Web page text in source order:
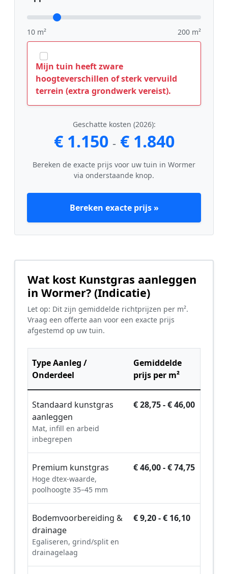
10 m² 200 m²
Mijn tuin heeft zware
hoogteverschillen of sterk vervuild
terrein (extra grondwerk vereist).
Geschatte kosten (2026):
€ 1.150 - € 1.840
Bereken de exacte prijs voor uw tuin in Wormer
via onderstaande knop.
Bereken exacte prijs »
Wat kost Kunstgras aanleggen
in Wormer? (Indicatie)
Let op: Dit zijn gemiddelde richtprijzen per m².
Vraag een offerte aan voor een exacte prijs
afgestemd op uw tuin.
Type Aanleg /
Onderdeel
Gemiddelde
prijs per m²
Standaard kunstgras
aanleggen
Mat, infill en arbeid
inbegrepen
€ 28,75 - € 46,00
Premium kunstgras
Hoge dtex-waarde,
poolhoogte 35–45 mm
€ 46,00 - € 74,75
Bodemvoorbereiding &
drainage
Egaliseren, grind/split en
drainagelaag
€ 9,20 - € 16,10